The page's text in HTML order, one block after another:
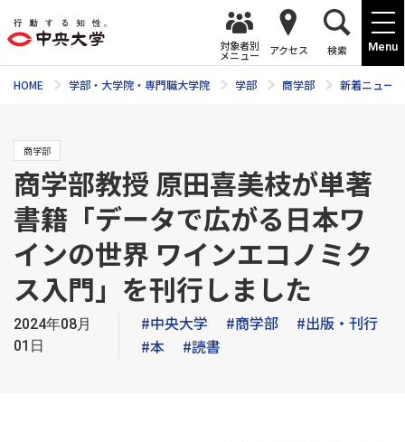
Menu
対象者別
メニュー アクセス 検索
HOME 学部・大学院・専門職大学院 学部 商学部 新着ニュース
商学部
商学部教授 原田喜美枝が単著
書籍「データで広がる日本ワ
インの世界 ワインエコノミク
ス入門」を刊行しました
2024年08月
01日
#中央大学 #商学部
#出版・刊行
#本
#読書